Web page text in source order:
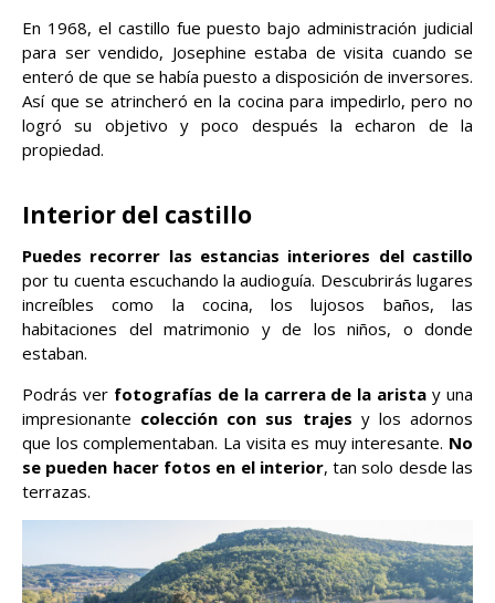
En 1968, el castillo fue puesto bajo administración judicial
para ser vendido, Josephine estaba de visita cuando se
enteró de que se había puesto a disposición de inversores.
Así que se atrincheró en la cocina para impedirlo, pero no
logró su objetivo y poco después la echaron de la
propiedad.
Interior del castillo
Puedes recorrer las estancias interiores del castillo
por tu cuenta escuchando la audioguía. Descubrirás lugares
increíbles como la cocina, los lujosos baños, las
habitaciones del matrimonio y de los niños, o donde
estaban.
Podrás ver fotografías de la carrera de la arista y una
impresionante colección con sus trajes y los adornos
que los complementaban. La visita es muy interesante. No
se pueden hacer fotos en el interior, tan solo desde las
terrazas.